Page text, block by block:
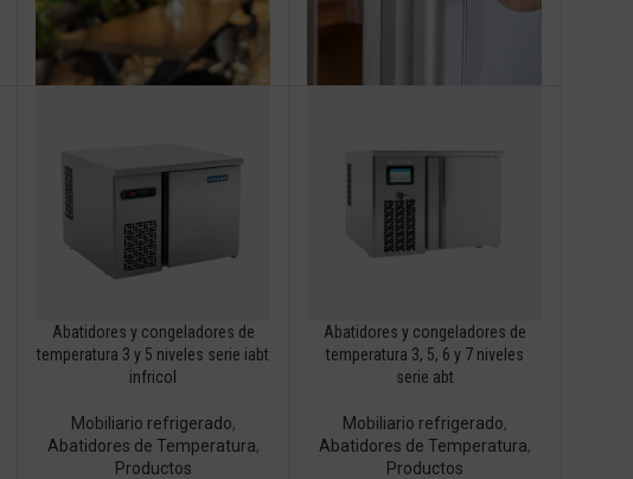
Abatidores y congeladores de
temperatura 3 y 5 niveles serie iabt
infricol
Mobiliario refrigerado,
Abatidores de Temperatura,
Productos
Abatidores y congeladores de
temperatura 3, 5, 6 y 7 niveles
serie abt
Mobiliario refrigerado,
Abatidores de Temperatura,
Productos